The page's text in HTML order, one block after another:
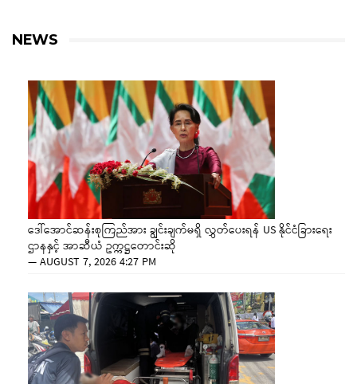
NEWS
ဒေါ်အောင်ဆန်းစုကြည်အား ချွင်းချက်မရှိ လွှတ်ပေးရန် US နိုင်ငံခြားရေး
ဌာနနှင့် အာဆီယံ ဥက္ကဋ္ဌတောင်းဆို
—AUGUST 7, 2026 4:27 PM